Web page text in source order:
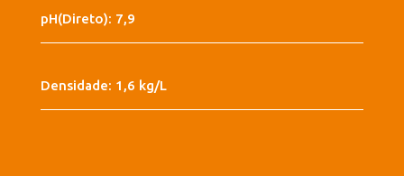
pH(Direto): 7,9
Densidade: 1,6 kg/L